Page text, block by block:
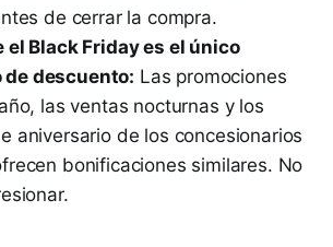
de cerrar la compra.
el Black Friday es el único
de descuento: Las promociones
las ventas nocturnas y los
aniversario de los concesionarios
bonificaciones similares. No